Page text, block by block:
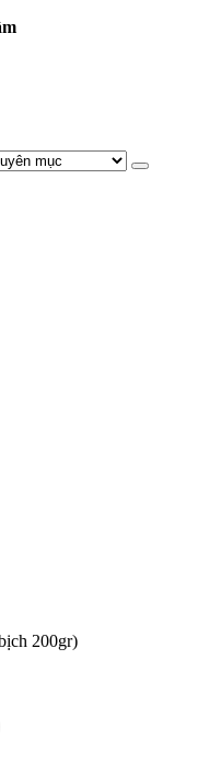
200gr)